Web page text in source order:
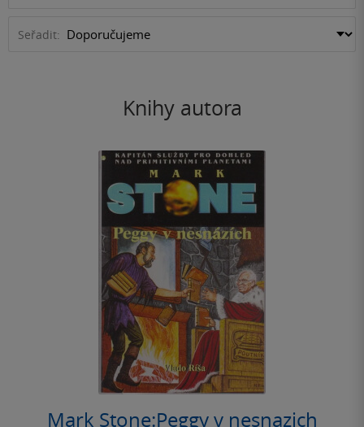
Seřadit:
Knihy autora
Mark Stone:Peggy v nesnazich